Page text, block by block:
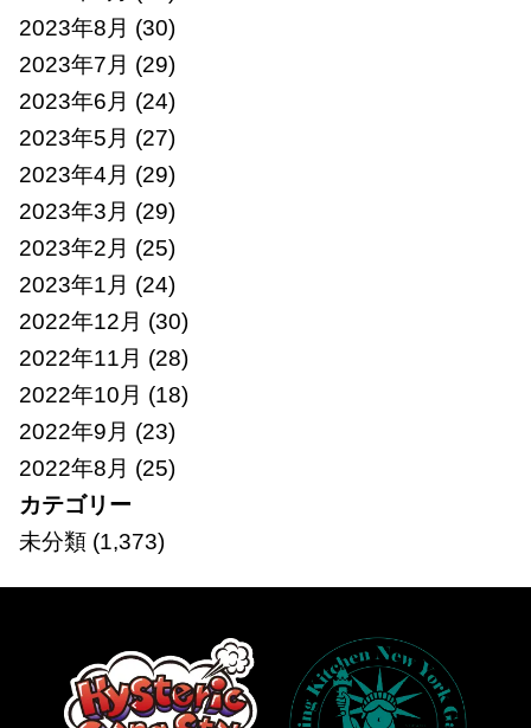
2023年8月 (30)
2023年7月 (29)
2023年6月 (24)
2023年5月 (27)
2023年4月 (29)
2023年3月 (29)
2023年2月 (25)
2023年1月 (24)
2022年12月 (30)
2022年11月 (28)
2022年10月 (18)
2022年9月 (23)
2022年8月 (25)
カテゴリー
未分類(1,373)